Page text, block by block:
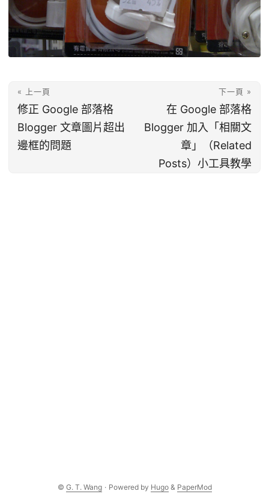
« 上一頁
修正 Google 部落格
Blogger 文章圖片超出
邊框的問題
下一頁 »
在 Google 部落格
Blogger 加入「相關文
章」（Related
Posts）小工具教學
© G. T. Wang · Powered by Hugo& PaperMod